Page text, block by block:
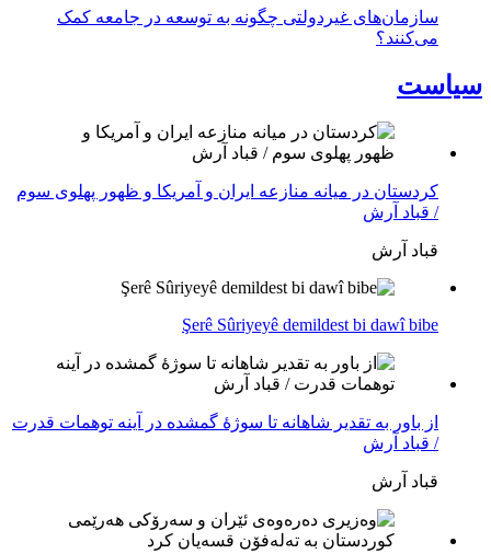
سازمان‌های غیردولتی چگونه به توسعه در جامعه کمک
می‌کنند؟
سیاست
کردستان در میانه منازعە ایران و آمریکا و ظهور پهلوی سوم
/ قباد آرش
قباد آرش
Şerê Sûriyeyê demildest bi dawî bibe
از باور بە تقدیر شاهانه تا سوژهٔ گمشده در آینه توهمات قدرت
/ قباد آرش
قباد آرش